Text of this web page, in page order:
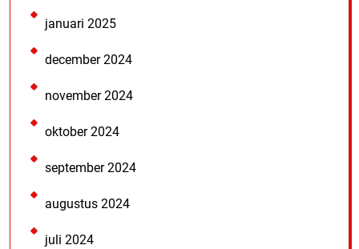
januari 2025
december 2024
november 2024
oktober 2024
september 2024
augustus 2024
juli 2024